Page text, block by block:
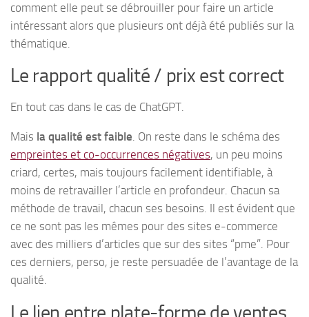
comment elle peut se débrouiller pour faire un article
intéressant alors que plusieurs ont déjà été publiés sur la
thématique.
Le rapport qualité / prix est correct
En tout cas dans le cas de ChatGPT.
Mais la qualité est faible. On reste dans le schéma des
empreintes et co-occurrences négatives, un peu moins
criard, certes, mais toujours facilement identifiable, à
moins de retravailler l’article en profondeur. Chacun sa
méthode de travail, chacun ses besoins. Il est évident que
ce ne sont pas les mêmes pour des sites e-commerce
avec des milliers d’articles que sur des sites “pme”. Pour
ces derniers, perso, je reste persuadée de l’avantage de la
qualité.
Le lien entre plate-forme de ventes